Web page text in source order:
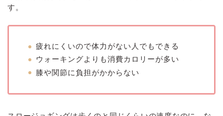
す。
疲れにくいので体力がない人でもできる
ウォーキングよりも消費カロリーが多い
膝や関節に負担がかからない